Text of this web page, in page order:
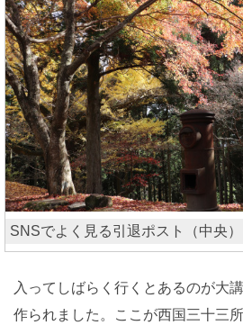
SNSでよく見る引退ポスト（中央）
入ってしばらく行くとあるのが大
作られました。ここが西国三十三